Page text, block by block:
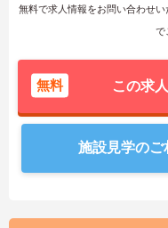
無料で求人情報をお問い合わせ
で
無料 この求
施設見学のご